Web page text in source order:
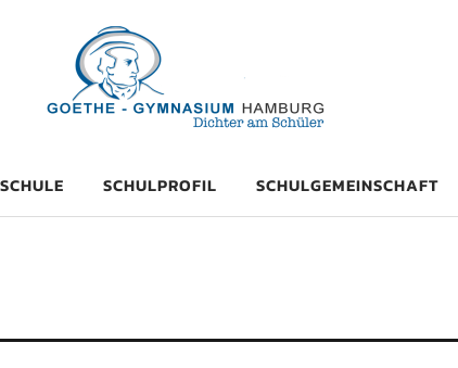
Hamburg
SCHULPROFIL SCHULGEMEINSCHAFT